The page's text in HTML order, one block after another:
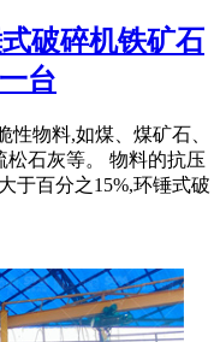
破碎机铁矿石
台
物料,如煤、煤矿石、
石灰等。 物料的抗压
于百分之15%,环锤式破